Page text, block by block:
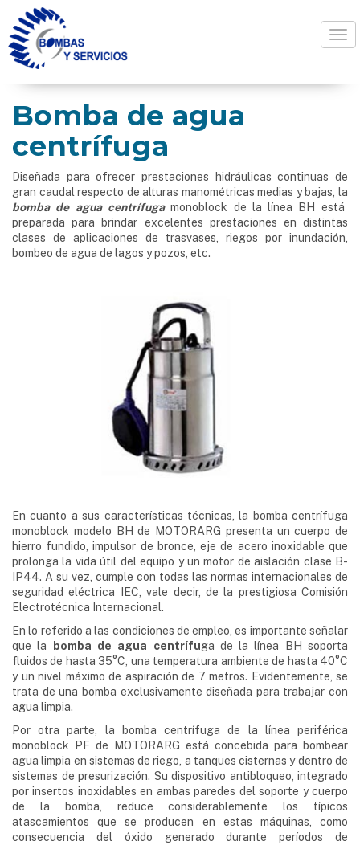
Bomba de agua
centrífuga
Diseñada para ofrecer prestaciones hidráulicas continuas de
gran caudal respecto de alturas manométricas medias y bajas, la
bomba de agua centrífugamonoblock de la línea BH está
preparada para brindar excelentes prestaciones en distintas
clases de aplicaciones de trasvases, riegos por inundación,
bombeo de agua de lagos y pozos, etc.
En cuanto a sus características técnicas, la bomba centrífuga
monoblock modelo BH de MOTORARG presenta un cuerpo de
hierro fundido, impulsor de bronce, eje de acero inoxidable que
prolonga la vida útil del equipo y un motor de aislación clase B-
IP44. A su vez, cumple con todas las normas internacionales de
seguridad eléctrica IEC, vale decir, de la prestigiosa Comisión
Electrotécnica Internacional.
En lo referido a las condiciones de empleo, es importante señalar
que la
bomba de agua centrífuga de la línea BH soporta
fluidos de hasta 35°C, una temperatura ambiente de hasta 40°C
y un nivel máximo de aspiración de 7 metros. Evidentemente, se
trata de una bomba exclusivamente diseñada para trabajar con
agua limpia.
Por otra parte, la bomba centrífuga de la línea periférica
monoblock PF de MOTORARG está concebida para bombear
agua limpia en sistemas de riego, a tanques cisternas y dentro de
sistemas de presurización. Su dispositivo antibloqueo, integrado
por insertos inoxidables en ambas paredes del soporte y cuerpo
de la bomba, reduce considerablemente los típicos
atascamientos que se producen en estas máquinas, como
consecuencia del óxido generado durante períodos de